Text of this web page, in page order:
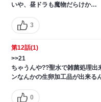
いや、昼ドラも魔物だらけか…
3
第12話(1)
>>21
ちゃうんや??聖水で雑菌処理出
ンなんかの生卵加工品が出来る
0